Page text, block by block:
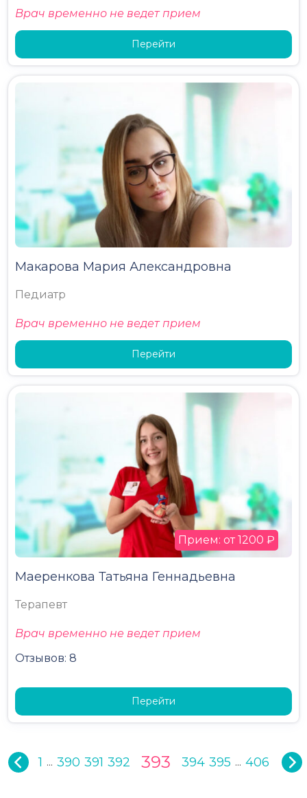
Врач временно не ведет прием
Перейти
Макарова Мария Александровна
Педиатр
Врач временно не ведет прием
Перейти
Маеренкова Татьяна Геннадьевна
Терапевт
Врач временно не ведет прием
Отзывов: 8
Прием: от 1200 ₽
Перейти
1 ... 390 391 392 393 394 395 ... 406